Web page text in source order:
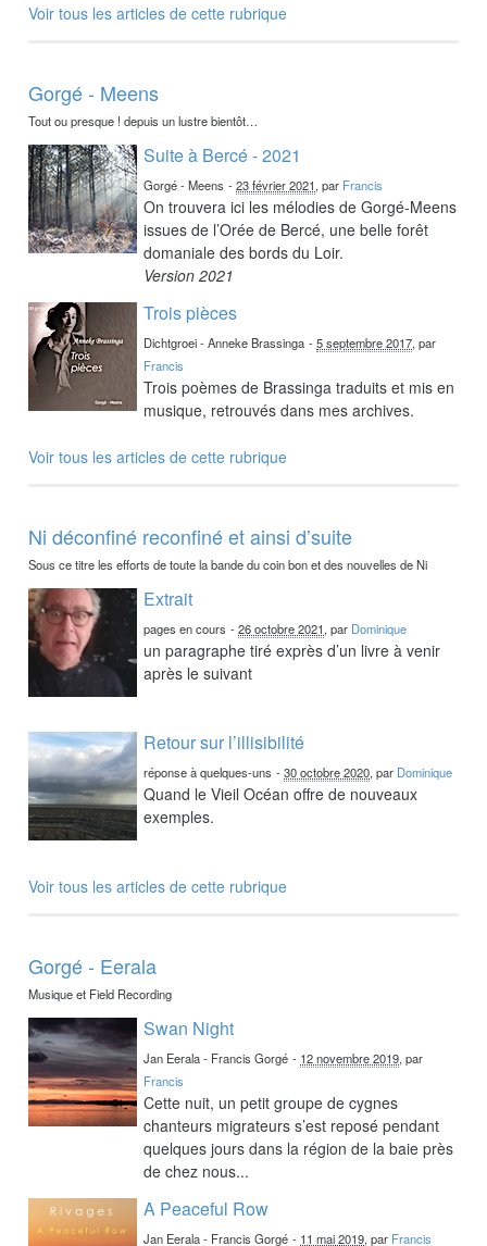
Voir tous les articles de cette rubrique
Gorgé - Meens
Tout ou presque ! depuis un lustre bientôt…
Suite à Bercé - 2021
Gorgé - Meens -23 février 2021, par Francis
On trouvera ici les mélodies de Gorgé-Meens
issues de l’Orée de Bercé, une belle forêt
domaniale des bords du Loir.
Version 2021
Trois pièces
Dichtgroei - Anneke Brassinga -5 septembre 2017, par
Francis
Trois poèmes de Brassinga traduits et mis en
musique, retrouvés dans mes archives.
Voir tous les articles de cette rubrique
Ni déconfiné reconfiné et ainsi d’suite
Sous ce titre les efforts de toute la bande du coin bon et des nouvelles de Ni
Extrait
pages en cours -26 octobre 2021, par Dominique
un paragraphe tiré exprès d’un livre à venir
après le suivant
Retour sur l’illisibilité
réponse à quelques-uns -30 octobre 2020, par Dominique
Quand le Vieil Océan offre de nouveaux
exemples.
Voir tous les articles de cette rubrique
Gorgé - Eerala
Musique et Field Recording
Swan Night
Jan Eerala - Francis Gorgé - 12 novembre 2019, par
Francis
Cette nuit, un petit groupe de cygnes
chanteurs migrateurs s’est reposé pendant
quelques jours dans la région de la baie près
de chez nous...
A Peaceful Row
Jan Eerala - Francis Gorgé - 11 mai 2019, par Francis